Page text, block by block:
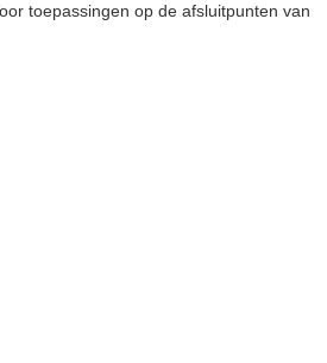
toepassingen op de afsluitpunten van